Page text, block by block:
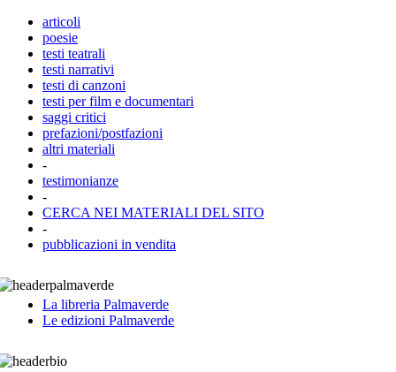
articoli
poesie
testi teatrali
testi narrativi
testi di canzoni
testi per film e documentari
saggi critici
prefazioni/postfazioni
altri materiali
-
testimonianze
-
CERCA NEI MATERIALI DEL SITO
-
pubblicazioni in vendita
La libreria Palmaverde
Le edizioni Palmaverde